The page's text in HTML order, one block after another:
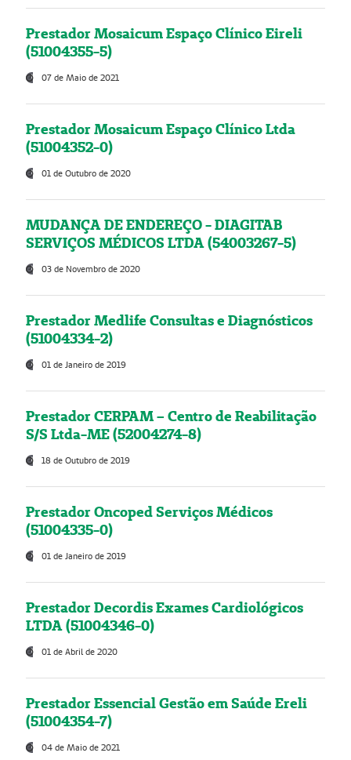
Prestador Mosaicum Espaço Clínico Eireli
(51004355-5)
07 de Maio de 2021
Prestador Mosaicum Espaço Clínico Ltda
(51004352-0)
01 de Outubro de 2020
MUDANÇA DE ENDEREÇO - DIAGITAB
SERVIÇOS MÉDICOS LTDA (54003267-5)
03 de Novembro de 2020
Prestador Medlife Consultas e Diagnósticos
(51004334-2)
01 de Janeiro de 2019
Prestador CERPAM – Centro de Reabilitação
S/S Ltda-ME (52004274-8)
18 de Outubro de 2019
Prestador Oncoped Serviços Médicos
(51004335-0)
01 de Janeiro de 2019
Prestador Decordis Exames Cardiológicos
LTDA (51004346-0)
01 de Abril de 2020
Prestador Essencial Gestão em Saúde Ereli
(51004354-7)
04 de Maio de 2021